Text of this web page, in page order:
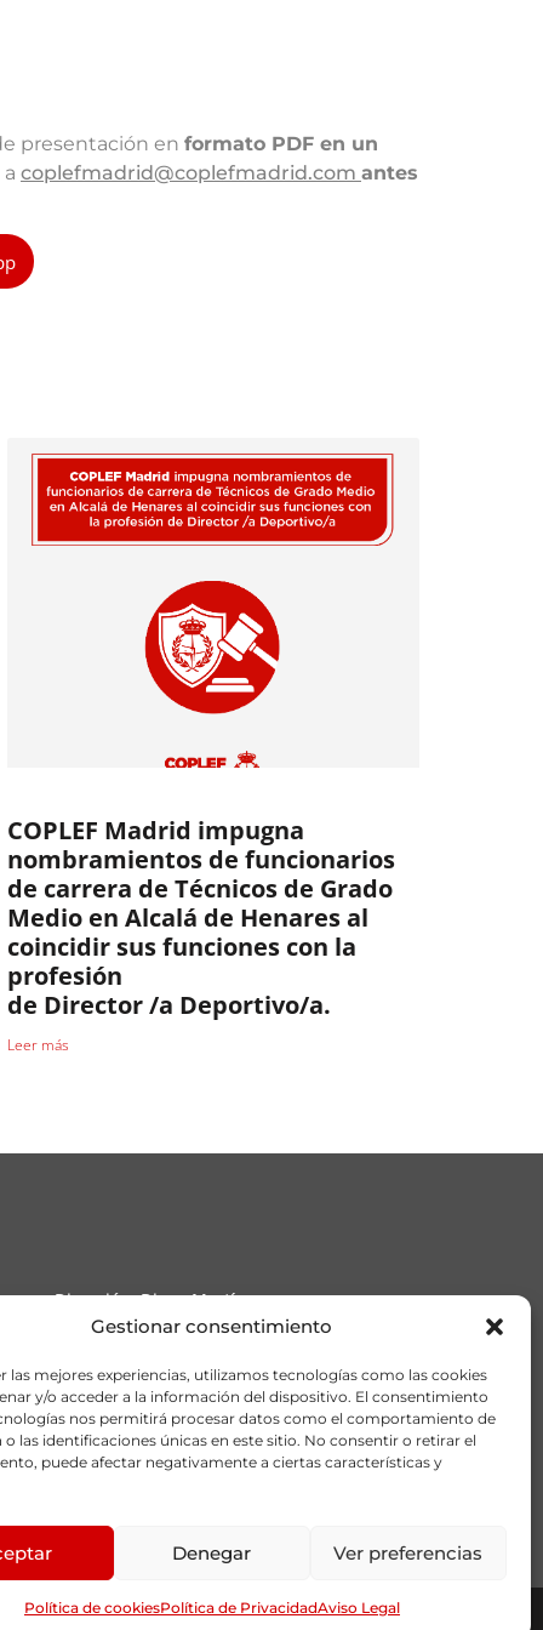
Gestionar consentimiento
las mejores experiencias, utilizamos tecnologías como las cookies
y/o acceder a la información del dispositivo. El consentimiento
nos permitirá procesar datos como el comportamiento de
o las identificaciones únicas en este sitio. No consentir o retirar el
puede afectar negativamente a ciertas características y
Denegar Ver preferencias
Política de cookiesPolítica de PrivacidadAviso Legal
presentación en formato PDF en un
coplefmadrid@coplefmadrid.com antes
COPLEF Madrid impugna
nombramientos de funcionarios
de carrera de Técnicos de Grado
Medio en Alcalá de Henares al
coincidir sus funciones con la
profesión
de Director /a Deportivo/a.
Leer más
Dirección: Diego Martínez
Barrio 36, Local B. 28914
coplefmadrid@coplefmadrid.com
Teléfono: 91 455 03 09
Móvil: 608 386 047